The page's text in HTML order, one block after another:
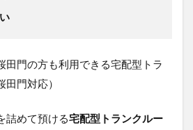
田門の方も利用できる宅配型トラ
門対応）
詰めて預ける宅配型トランクルー